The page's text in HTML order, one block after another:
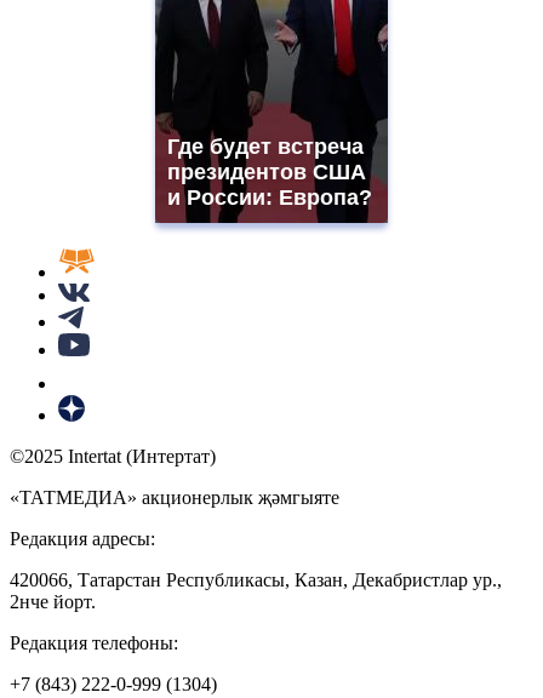
Где будет встреча
президентов США
и России: Европа?
©2025 Intertat (Интертат)
«ТАТМЕДИА» акционерлык җәмгыяте
Редакция адресы:
420066, Татарстан Республикасы, Казан, Декабристлар ур.,
2нче йорт.
Редакция телефоны:
+7 (843) 222-0-999 (1304)